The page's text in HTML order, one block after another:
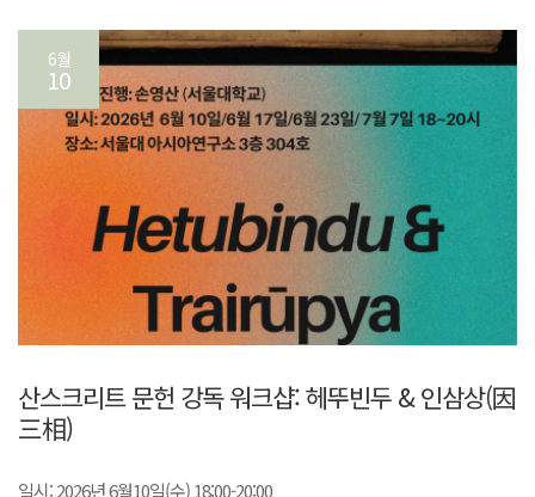
6월
10
산스크리트 문헌 강독 워크샵: 헤뚜빈두 & 인삼상(因
三相)
일시: 2026년 6월10일(수) 18:00-20:00